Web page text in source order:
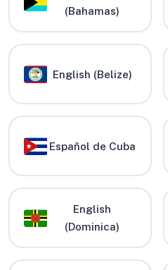
(Bahamas)
English (Belize)
Español de Cuba
English
(Dominica)